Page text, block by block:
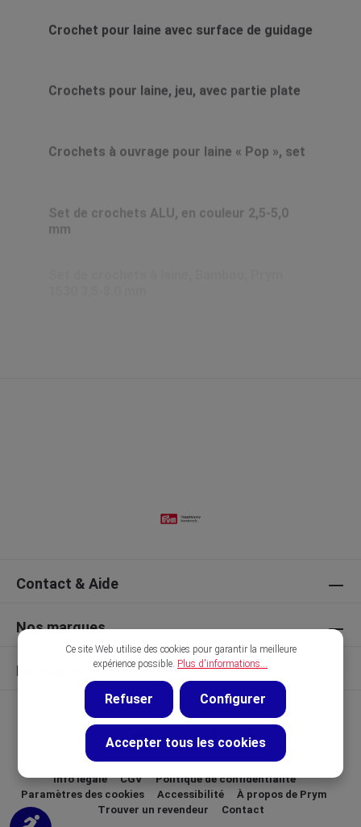
Crochet pour laine avec surface de guidage
Crochets pour laine, jeu, avec partie plate
Crochets à ouvrage pour laine « Pop », set
Set de crochets ALU, en couleur 2,5-5,0
mm
Contact & Aide
Nos marques
Découvrir
Info légale CGV
Politique de confidentialité
Paramètres des cookies
Accessibilité
À propos de Prym
Trouver un revendeur
Contact
Afficher la barre d'outils
Ce site Web utilise des cookies pour garantir la meilleure
expérience possible. Plus d'informations...
Refuser Configurer
Accepter tous les cookies